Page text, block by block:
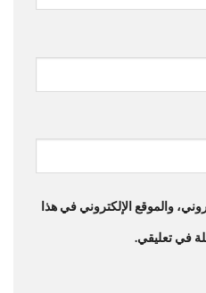
والموقع الإلكتروني في هذا
في تعليقي.